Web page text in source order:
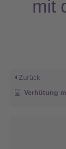
mit
Zurück
Verhütung